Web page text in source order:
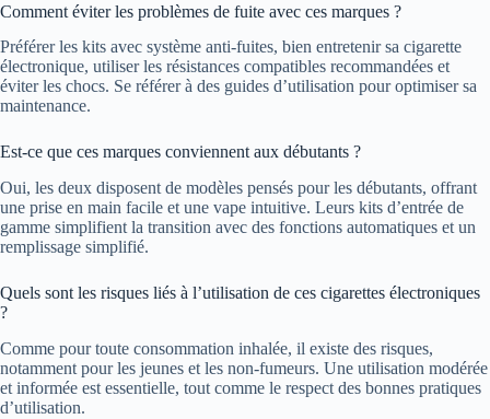
Comment éviter les problèmes de fuite avec ces marques ?
Préférer les kits avec système anti-fuites, bien entretenir sa cigarette
électronique, utiliser les résistances compatibles recommandées et
éviter les chocs. Se référer à des guides d’utilisation pour optimiser sa
maintenance.
Est-ce que ces marques conviennent aux débutants ?
Oui, les deux disposent de modèles pensés pour les débutants, offrant
une prise en main facile et une vape intuitive. Leurs kits d’entrée de
gamme simplifient la transition avec des fonctions automatiques et un
remplissage simplifié.
Quels sont les risques liés à l’utilisation de ces cigarettes électroniques
?
Comme pour toute consommation inhalée, il existe des risques,
notamment pour les jeunes et les non-fumeurs. Une utilisation modérée
et informée est essentielle, tout comme le respect des bonnes pratiques
d’utilisation.